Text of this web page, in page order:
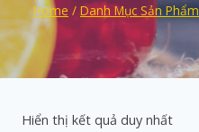
Home / Danh Mục Sản Phẩm
Hiển thị kết quả duy nhất